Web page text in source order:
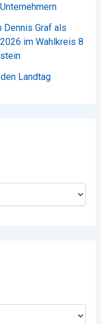
Dennis Graf als
im Wahlkreis 8
Landtag